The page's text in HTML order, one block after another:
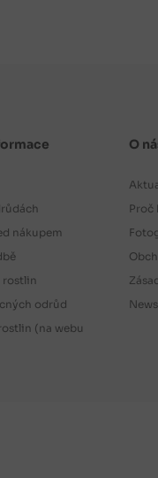
nákupem
rostlin
odrůd
(na webu
O
Proč